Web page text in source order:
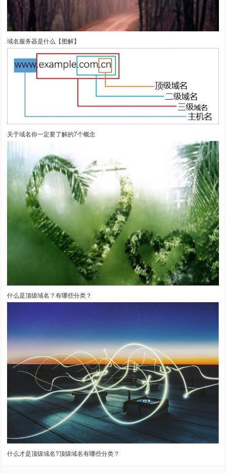
域名服务器是什么【图解】
关于域名你一定要了解的7个概念
什么是顶级域名？有哪些分类？
什么才是顶级域名?顶级域名有哪些分类？